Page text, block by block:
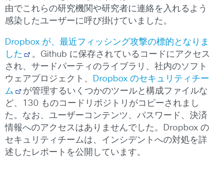
由でこれらの研究機関や研究者に連絡を入れるよう
感染したユーザーに呼び掛けていました。
Dropbox が、最近フィッシング攻撃の標的となりま
した
。Github に保存されているコードにアクセス
され、サードパーティのライブラリ、社内のソフト
ウェアプロジェクト、
Dropbox のセキュリティチー
ム
が管理するいくつかのツールと構成ファイルな
ど、130 ものコードリポジトリがコピーされまし
た。なお、ユーザーコンテンツ、パスワード、決済
情報へのアクセスはありませんでした。Dropbox の
セキュリティチームは、インシデントへの対処を詳
述したレポートを公開しています。